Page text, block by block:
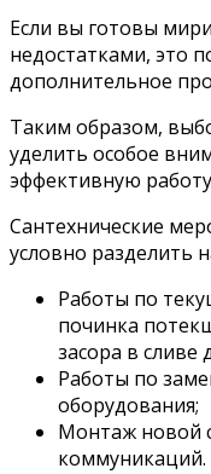
Если вы готовы
недостатками, это
дополнительное
Таким образом,
уделить особое
эффективную
Сантехнические
условно разделить
Работы по
починка
засора в
Работы по
оборудования;
Монтаж новой
коммуникаций.